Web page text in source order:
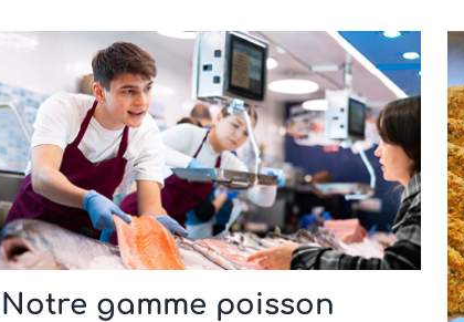
Notre gamme poisson